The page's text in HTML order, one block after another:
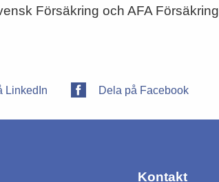
Försäkring och AFA Försäkring
LinkedIn Dela på Facebook
Kontakt